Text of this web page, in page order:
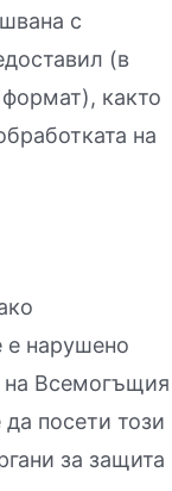
с
(в
както
на
е нарушено
на Всемогъщия
посети този
за защита